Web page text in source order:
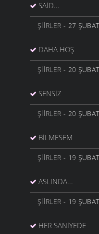
SAID...
ŞIIRLER - 27
DAHA HOŞ
ŞIIRLER - 20
SENSİZ
ŞIIRLER - 20
BILMESEM
ŞIIRLER - 19
ASLINDA...
ŞIIRLER - 19
HER SANİYEDE